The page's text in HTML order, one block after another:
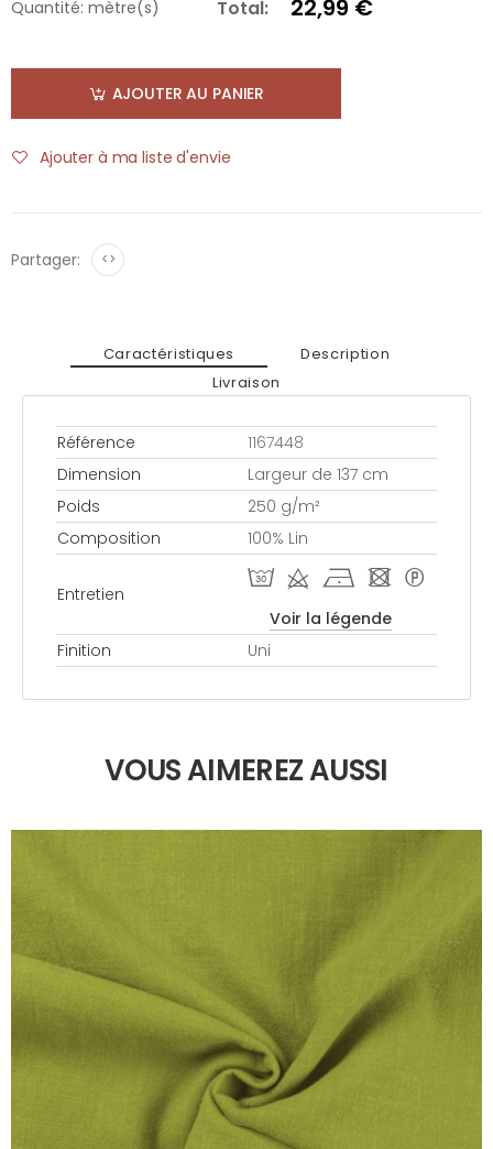
Quantité: mètre(s) Total: 22,99 €
AJOUTER AU PANIER
Ajouter à ma liste d'envie
Partager: <>
Caractéristiques
Description
Livraison
Référence
1167448
Dimension
Largeur de 137 cm
Poids
250 g/m²
Composition
100% Lin
Entretien
T d h - *
Voir la légende
Finition
Uni
VOUS AIMEREZ AUSSI